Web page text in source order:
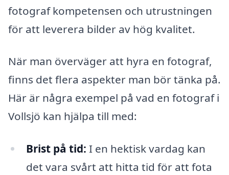
fotograf kompetensen och utrustningen
för att leverera bilder av hög kvalitet.
När man överväger att hyra en fotograf,
finns det flera aspekter man bör tänka på.
Här är några exempel på vad en fotograf i
Vollsjö kan hjälpa till med:
Brist på tid: I en hektisk vardag kan
det vara svårt att hitta tid för att fota